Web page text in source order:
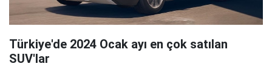
Türkiye'de 2024 Ocak ayı en çok satılan
SUV'lar